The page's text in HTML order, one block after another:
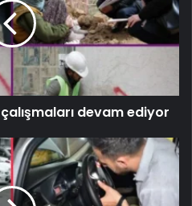
devam ediyor